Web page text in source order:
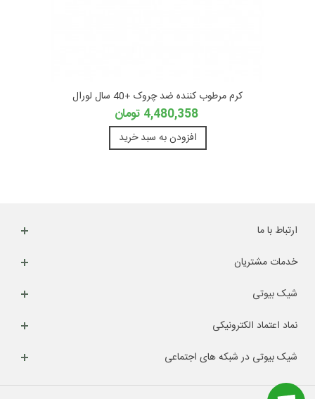
کرم مرطوب کننده ضد چروک +40 سال لورال
4,480,358 تومان
افزودن به سبد خرید
ارتباط با ما
خدمات مشتریان
شیک بیوتی
نماد اعتماد الکترونیکی
شیک بیوتی در شبکه های اجتماعی